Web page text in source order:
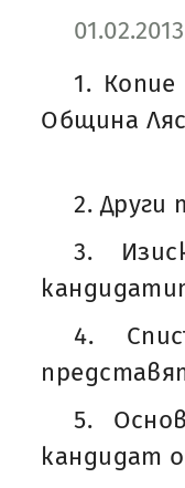
01.02.2013
1.
Община
2. Други
3.
4.
5.
кандидат